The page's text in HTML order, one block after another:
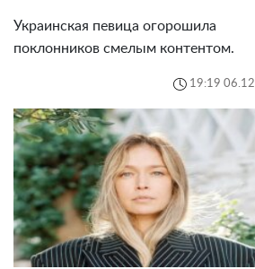
Украинская певица огорошила
поклонников смелым контентом.
19:19 06.12